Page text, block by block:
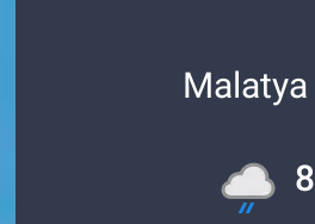
Malatya
8